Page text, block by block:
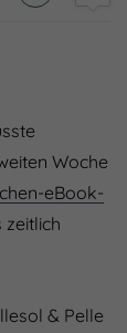
Woche
eBook-
zeitlich
& Pelle